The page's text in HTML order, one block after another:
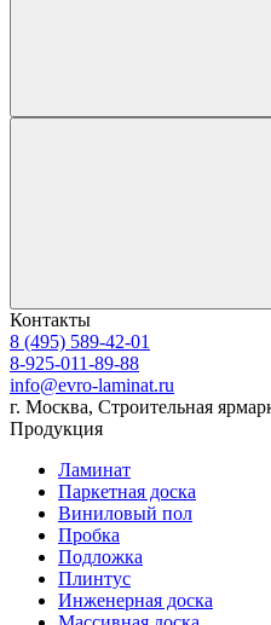
Контакты
8 (495) 589-42-01
8-925-011-89-88
info@evro-laminat.ru
г. Москва, Строительная
Продукция
Ламинат
Паркетная доска
Виниловый пол
Пробка
Подложка
Плинтус
Инженерная доска